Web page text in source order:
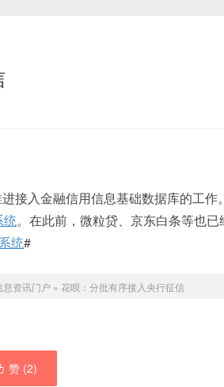
接入金融信用信息基础数据库的工作
统。在此前，微粒贷、京东白条等也已
统#
资讯门户 » 花呗：分批有序接入央行征信
赞 (2)